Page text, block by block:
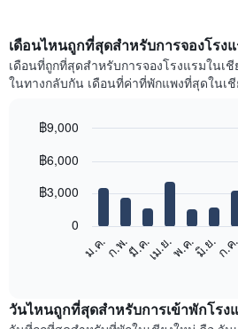
เดือนไหนถูกที่สุดสำหรับการจองโรง
เดือนที่ถูกที่สุดสำหรับการจองโรงแรมในเ
ในทางกลับกัน เดือนที่ค่าที่พักแพงที่สุดในเ
chart
12
bars.
แสดง
ราคา
graphic.
ม.ค.ก.พ.มี.ค.เม.ย.พ.ค.มิ.ย.ก.
0
฿3,000
฿6,000
฿9,000
วันไหนถูกที่สุดสำหรับการเข้าพักโรง